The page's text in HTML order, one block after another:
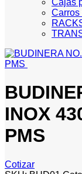
Cajas
Carros
INOX
PMS
Cotizar